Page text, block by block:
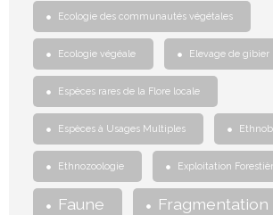
Ecologie des communautés végétales
Ecologie végéale Elevage de gibier
Espèces rares de la Flore locale
Espèces à Usages Multiples
Ethnozoologie Exploitation
Faune Fragmentation